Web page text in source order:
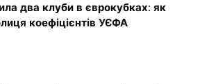
два клуби в єврокубках: як
коефіцієнтів УЄФА